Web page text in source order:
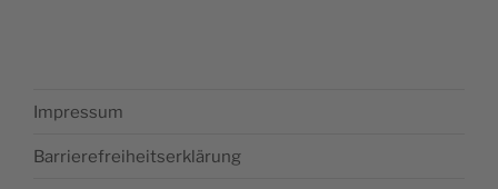
Impressum
Barrierefreiheitserklärung